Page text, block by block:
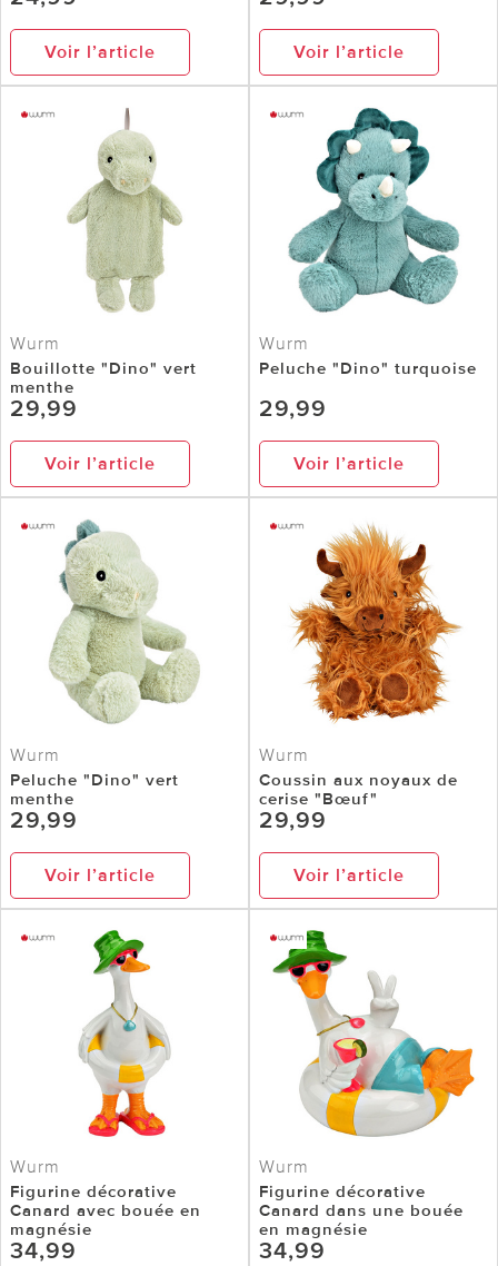
Voir l’article Voir l’article
Wurm
Bouillotte "Dino" vert
menthe
29,99
Voir l’article
Wurm
Peluche "Dino" turquoise
29,99
Voir l’article
Wurm
Peluche "Dino" vert
menthe
29,99
Voir l’article
Wurm
Coussin aux noyaux de
cerise "Bœuf"
29,99
Voir l’article
Wurm
Figurine décorative
Canard avec bouée en
magnésie
34,99
Wurm
Figurine décorative
Canard dans une bouée
en magnésie
34,99